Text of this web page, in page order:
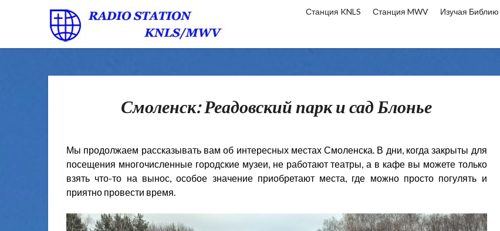
Станция KNLS Станция MWV Изучая Библию
Смоленск: Реадовский парк и сад Блонье
Мы продолжаем рассказывать вам об интересных местах Смоленска. В дни, когда закрыты для
посещения многочисленные городские музеи, не работают театры, а в кафе вы можете только
взять что-то на вынос, особое значение приобретают места, где можно просто погулять и
приятно провести время.